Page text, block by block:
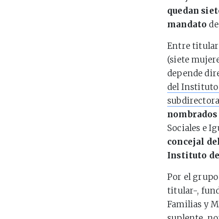
quedan
mandato
Entre
(siete
depende
del Instituto
Sociales e
concejal
Instituto
Por el
titular-,
Familias y